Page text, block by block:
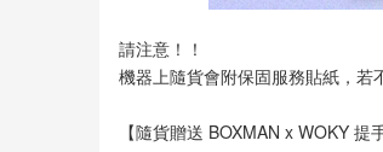
請注意！！
機器上隨貨會附保固服務貼紙，若
【隨貨贈送 BOXMAN x WOKY